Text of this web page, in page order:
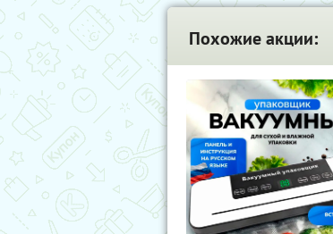
Похожие акции: